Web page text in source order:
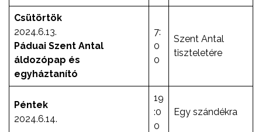
Csütörtök
2024.6.13.
Páduai Szent Antal
áldozópap és
egyháztanító
7:
0
0
Szent Antal
tiszteletére
Péntek
2024.6.14.
19
:0
0
Egy szándékra